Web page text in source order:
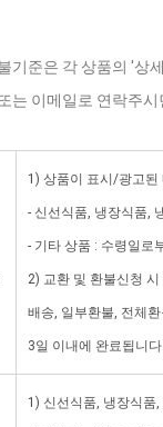
기준은 각 상품의 '상
는 이메일로 연락주
1) 상품이 표시/광고된
- 신선식품, 냉장식품,
- 기타 상품 : 수령일로
2) 교환 및 환불신청
배송, 일부환불, 전체
3일 이내에 완료됩니
1) 신선식품, 냉장식품